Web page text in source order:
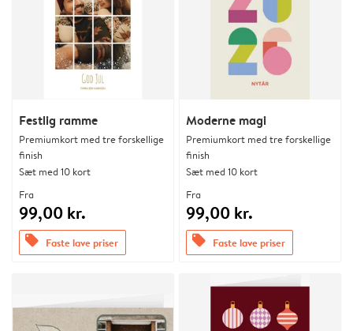
Festlig ramme
Premiumkort med tre forskellige
finish
Sæt med 10 kort
Fra
99,00 kr.
offers Faste lave priser
Moderne magi
Premiumkort med tre forskellige
finish
Sæt med 10 kort
Fra
99,00 kr.
offers Faste lave priser